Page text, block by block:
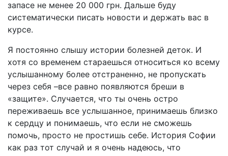
запасе не менее 20 000 грн. Дальше буду
систематически писать новости и держать вас в
курсе.
Я постоянно слышу истории болезней деток. И
хотя со временем стараешься относиться ко всему
услышанному более отстраненно, не пропускать
через себя –все равно появляются бреши в
«защите». Случается, что ты очень остро
переживаешь все услышанное, принимаешь близко
к сердцу и понимаешь, что если не сможешь
помочь, просто не простишь себе. История Софии
как раз тот случай и я очень надеюсь, что